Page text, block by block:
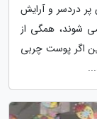
دردسر و آرایش
شوند، همگی از
اگر پوست چربی